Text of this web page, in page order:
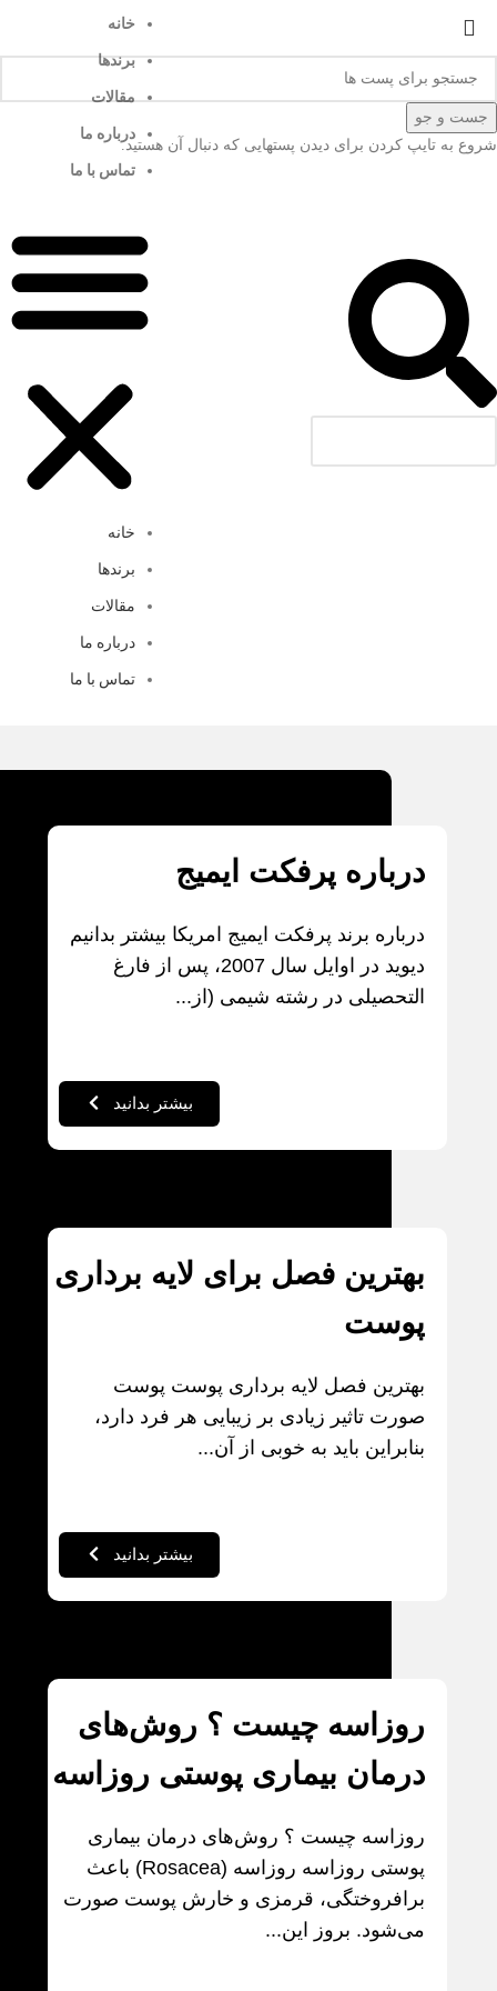
خانه
برندها
مقالات
درباره ما
تماس با ما
خانه
برندها
مقالات
درباره ما
تماس با ما
درباره پرفکت ایمیج
درباره برند پرفکت ایمیج امریکا بیشتر بدانیم
دیوید در اوایل سال 2007، پس از فارغ
التحصیلی در رشته شیمی (از...
بیشتر بدانید
بهترین فصل برای لایه برداری
پوست
بهترین فصل لایه برداری پوست پوست
صورت تاثیر زیادی بر زیبایی هر فرد دارد،
بنابراین باید به خوبی از آن...
بیشتر بدانید
روزاسه چیست ؟ روش‌های
درمان بیماری پوستی روزاسه
روزاسه چیست ؟ روش‌های درمان بیماری
پوستی روزاسه روزاسه (Rosacea) باعث
برافروختگی، قرمزی و خارش پوست صورت
می‌شود. بروز این...
جست و جو
شروع به تایپ کردن برای دیدن پستهایی که دنبال آن هستید.